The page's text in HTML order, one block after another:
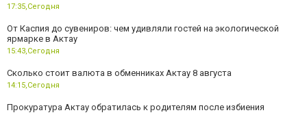
17:35,Сегодня
От Каспия до сувениров: чем удивляли гостей на экологической
ярмарке в Актау
15:43,Сегодня
Сколько стоит валюта в обменниках Актау 8 августа
14:15,Сегодня
Прокуратура Актау обратилась к родителям после избиения